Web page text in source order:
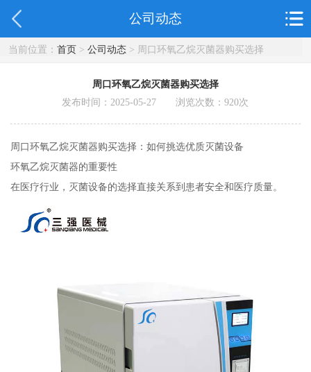
公司动态
当前位置： 首页> 公司动态> 周口环氧乙烷灭菌器购买选择
周口环氧乙烷灭菌器购买选择
发布时间：2025-05-27 浏览次数：920次
周口环氧乙烷灭菌器购买选择：如何挑选优质灭菌设备
环氧乙烷灭菌器的重要性
在医疗行业，灭菌设备的选择直接关系到患者安全和医疗质量。